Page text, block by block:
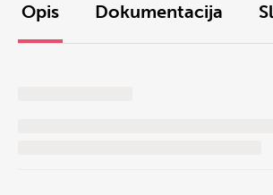
Opis Dokumentacija